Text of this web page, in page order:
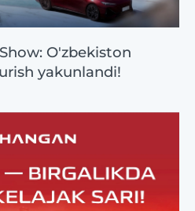
O'zbekiston
yakunlandi!